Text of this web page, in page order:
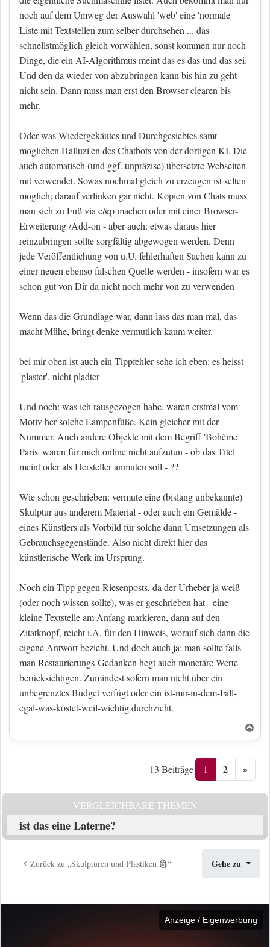
noch auf dem Umweg der Auswahl 'web' eine 'normale'
Liste mit Textstellen zum selber durchsehen ... das
schnellstmöglich gleich vorwählen, sonst kommen nur noch
Dinge, die ein AI-Algorithmus meint das es das und das sei.
Und den da wieder von abzubringen kann bis hin zu geht
nicht sein. Dann muss man erst den Browser clearen bis
mehr.
Oder was Wiedergekäutes und Durchgesiebtes samt
möglichen Halluzi'en des Chatbots von der dortigen KI. Die
auch automatisch (und ggf. unpräzise) übersetzte Webseiten
mit verwendet. Sowas nochmal gleich zu erzeugen ist selten
möglich; darauf verlinken gar nicht. Kopien von Chats muss
man sich zu Fuß via c&p machen oder mit einer Browser-
Erweiterung /Add-on - aber auch: etwas daraus hier
reinzubringen sollte sorgfältig abgewogen werden. Denn
jede Veröffentlichung von u.U. fehlerhaften Sachen kann zu
einer neuen ebenso falschen Quelle werden - insofern war es
schon gut von Dir da nicht noch mehr von zu verwenden
Wenn das die Grundlage war, dann lass das man mal, das
macht Mühe, bringt denke vermutlich kaum weiter.
bei mir oben ist auch ein Tippfehler sehe ich eben: es heisst
'plaster', nicht pladter
Und noch: was ich rausgezogen habe, waren erstmal vom
Motiv her solche Lampenfüße. Kein gleicher mit der
Nummer. Auch andere Objekte mit dem Begriff 'Bohème
Paris' waren für mich online nicht aufzutun - ob das Titel
meint oder als Hersteller anmuten soll - ??
Wie schon geschrieben: vermute eine (bislang unbekannte)
Skulptur aus anderem Material - oder auch ein Gemälde -
eines Künstlers als Vorbild für solche dann Umsetzungen als
Gebrauchsgegenstände. Also nicht direkt hier das
künstlerische Werk im Ursprung.
Noch ein Tipp gegen Riesenposts, da der Urheber ja weiß
(oder noch wissen sollte), was er geschrieben hat - eine
kleine Textstelle am Anfang markieren, dann auf den
Zitatknopf, reicht i.A. für den Hinweis, worauf sich dann die
eigene Antwort bezieht. Und doch auch ja: man sollte falls
man Restaurierungs-Gedanken hegt auch monetäre Werte
berücksichtigen. Zumindest sofern man nicht über ein
unbegrenztes Budget verfügt oder ein ist-mir-in-dem-Fall-
egal-was-kostet-weil-wichtig durchzieht.
13 Beiträge 1 2 »
VERGLEICHBARE THEMEN
ist das eine Laterne?
Zurück zu „Skulpturen und Plastiken 🗿“ Gehe zu
Anzeige / Eigenwerbung